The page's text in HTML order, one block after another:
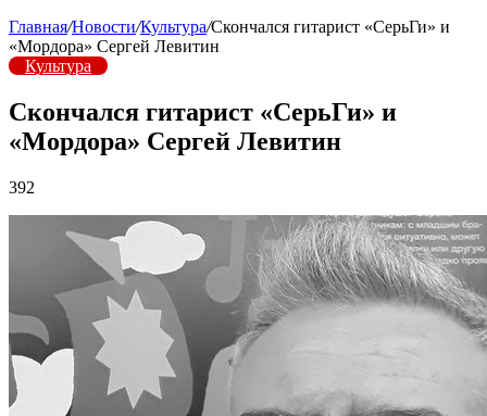
Главная/Новости/Культура/Скончался гитарист «СерьГи» и
«Мордора» Сергей Левитин
Культура
Скончался гитарист «СерьГи» и
«Мордора» Сергей Левитин
392